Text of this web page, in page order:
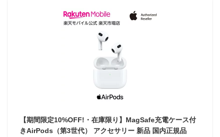
【期間限定10%OFF!・在庫限り】MagSafe充電ケース付
きAirPods（第3世代） アクセサリー 新品 国内正規品